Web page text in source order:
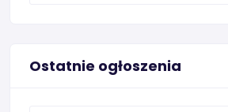
Ostatnie ogłoszenia